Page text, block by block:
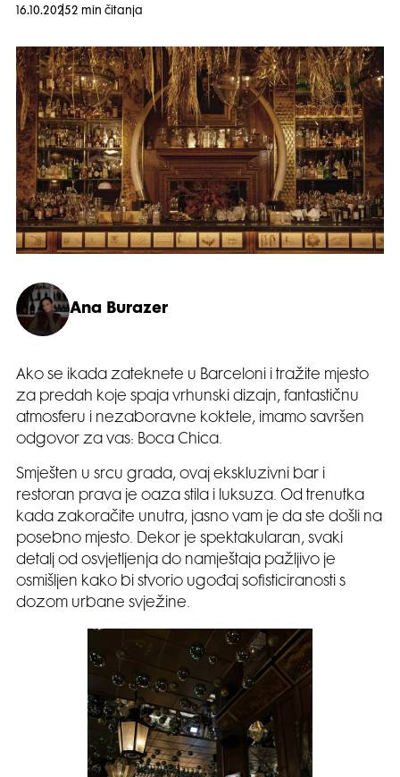
16.10.20252 min čitanja
Ana Burazer
Ako se ikada zateknete u Barceloni i tražite mjesto
za predah koje spaja vrhunski dizajn, fantastičnu
atmosferu i nezaboravne koktele, imamo savršen
odgovor za vas: Boca Chica.
Smješten u srcu grada, ovaj ekskluzivni bar i
restoran prava je oaza stila i luksuza. Od trenutka
kada zakoračite unutra, jasno vam je da ste došli na
posebno mjesto. Dekor je spektakularan, svaki
detalj od osvjetljenja do namještaja pažljivo je
osmišljen kako bi stvorio ugođaj sofisticiranosti s
dozom urbane svježine.